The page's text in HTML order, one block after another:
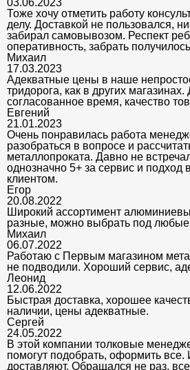
Тоже хочу отметить работу
делу. Доставкой не пользовался,
забирал самовывозом. Респект
оперативность, забрать
Михаил
17.03.2023
Адекватные цены в наше
тридорога, как в других
согласованное время, качество
Евгений
21.01.2023
Очень понравилась работа
разобраться в вопросе и
металлопроката. Давно не
однозначно 5+ за сервис и подход
клиентом.
Егор
20.08.2022
Широкий ассортимент
разные, можно выбрать под
Михаил
06.07.2022
Работаю с Первым магазином
не подводили. Хороший сервис,
Леонид
12.06.2022
Быстрая доставка, хорошее
наличии, цены адекватные.
Сергей
24.05.2022
В этой компании толковые
помогут подобрать, оформить все.
доставляют. Обращался не раз,